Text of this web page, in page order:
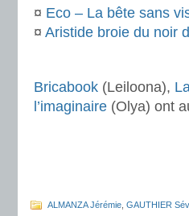
¤ Eco – La bête sans
¤ Aristide broie du noir
Bricabook (Leiloona),
l’imaginaire (Olya) ont
ALMANZA Jérémie GAUTHIER